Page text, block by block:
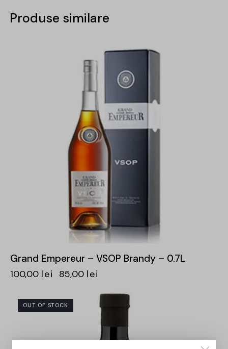
Produse similare
Grand Empereur – VSOP Brandy – 0.7L
100,00 lei 85,00 lei
OUT OF STOCK